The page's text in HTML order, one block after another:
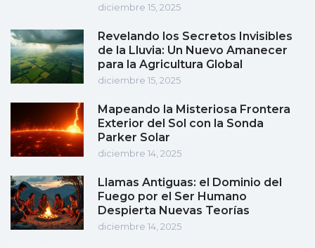
diciembre 15, 2025
Revelando los Secretos Invisibles
de la Lluvia: Un Nuevo Amanecer
para la Agricultura Global
diciembre 15, 2025
Mapeando la Misteriosa Frontera
Exterior del Sol con la Sonda
Parker Solar
diciembre 14, 2025
Llamas Antiguas: el Dominio del
Fuego por el Ser Humano
Despierta Nuevas Teorías
diciembre 14, 2025